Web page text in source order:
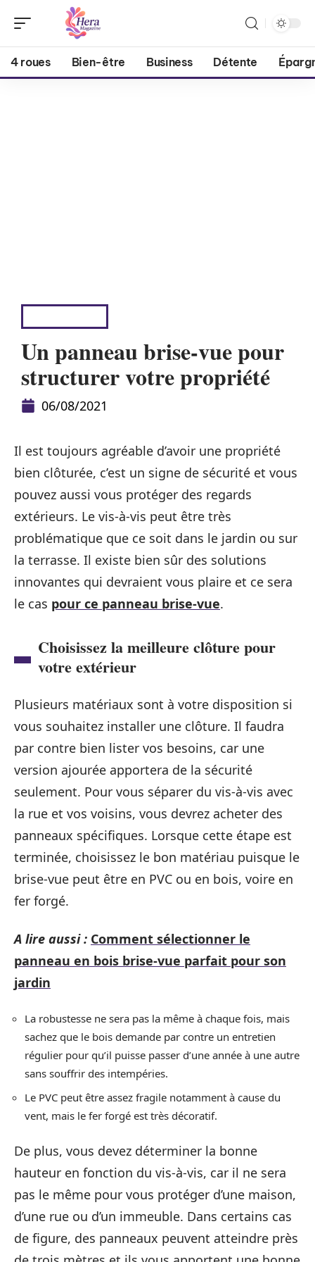
4 roues Bien-être Business Détente
Un panneau brise-vue pour
structurer votre propriété
06/08/2021
Il est toujours agréable d’avoir une propriété
bien clôturée, c’est un signe de sécurité et vous
pouvez aussi vous protéger des regards
extérieurs. Le vis-à-vis peut être très
problématique que ce soit dans le jardin ou sur
la terrasse. Il existe bien sûr des solutions
innovantes qui devraient vous plaire et ce sera
le cas pour ce panneau brise-vue.
Choisissez la meilleure clôture pour
votre extérieur
Plusieurs matériaux sont à votre disposition si
vous souhaitez installer une clôture. Il faudra
par contre bien lister vos besoins, car une
version ajourée apportera de la sécurité
seulement. Pour vous séparer du vis-à-vis avec
la rue et vos voisins, vous devrez acheter des
panneaux spécifiques. Lorsque cette étape est
terminée, choisissez le bon matériau puisque le
brise-vue peut être en PVC ou en bois, voire en
fer forgé.
A lire aussi : Comment sélectionner le
panneau en bois brise-vue parfait pour son
jardin
La robustesse ne sera pas la même à chaque fois, mais
sachez que le bois demande par contre un entretien
régulier pour qu’il puisse passer d’une année à une autre
sans souffrir des intempéries.
Le PVC peut être assez fragile notamment à cause du
vent, mais le fer forgé est très décoratif.
De plus, vous devez déterminer la bonne
hauteur en fonction du vis-à-vis, car il ne sera
pas le même pour vous protéger d’une maison,
d’une rue ou d’un immeuble. Dans certains cas
de figure, des panneaux peuvent atteindre près